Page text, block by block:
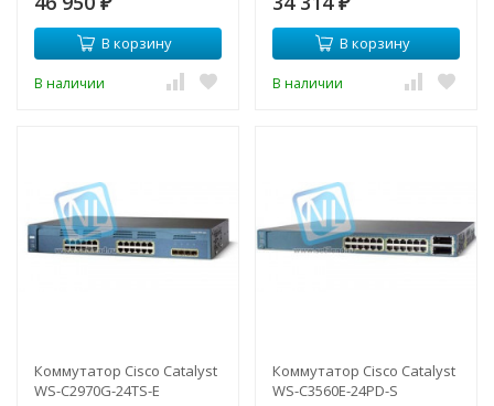
В корзину
В наличии
В корзину
В наличии
Коммутатор Cisco Catalyst
WS-C2970G-24TS-E
Коммутатор Cisco Catalyst
WS-C3560E-24PD-S